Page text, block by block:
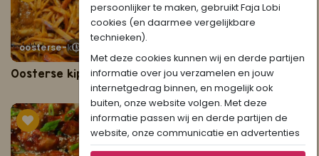
Oosterse kip met bami
persoonlijker te maken, gebruikt Faja Lobi
cookies (en daarmee vergelijkbare
technieken).
Met deze cookies kunnen wij en derde partijen
informatie over jou verzamelen en jouw
internetgedrag binnen, en mogelijk ook
buiten, onze website volgen. Met deze
informatie passen wij en derde partijen de
website, onze communicatie en advertenties
aan op jouw interesses en profiel. Daarnaast